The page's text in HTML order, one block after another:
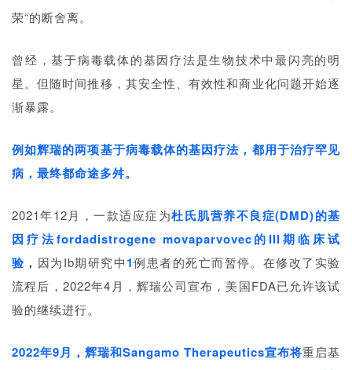
活
B
D
融
资
平
药
时
代
苑
A
荣“的断舍离。
曾经，基于病毒载体的基因疗法是生物技术中最闪亮的明
星。但随时间推移，其安全性、有效性和商业化问题开始逐
渐暴露。
例如辉瑞的两项基于病毒载体的基因疗法，都用于治疗罕见
病，最终都命途多舛。
2021年12月，一款适应症为杜氏肌营养不良症(DMD)的基
因疗法fordadistrogene movaparvovec的III期临床试
验 ， 因为Ib期研究中1例患者的死亡而暂停。在修改了实验
流程后，2022年4月，辉瑞公司宣布，美国FDA已允许该试
验的继续进行。
2022年9月，辉瑞和Sangamo Therapeutics宣布将重启基